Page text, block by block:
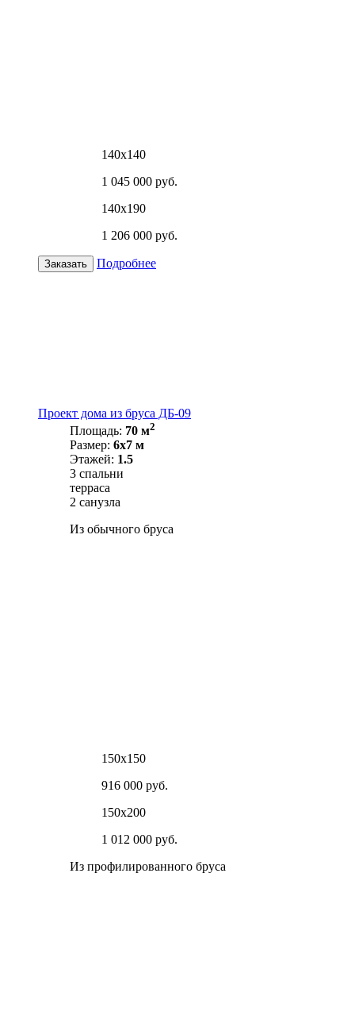
140х140
1 045 000 руб.
140х190
1 206 000 руб.
Заказать Подробнее
Проект дома из бруса ДБ-09
Площадь: 70 м2
Размер: 6х7 м
Этажей: 1.5
3 спальни
терраса
2 санузла
Из обычного бруса
150х150
916 000 руб.
150х200
1 012 000 руб.
Из профилированного бруса